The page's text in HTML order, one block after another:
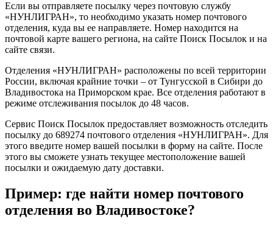
Если вы отправляете посылку через почтовую службу
«НУНЛИГРАН», то необходимо указать номер почтового
отделения, куда вы ее направляете. Номер находится на
почтовой карте вашего региона, на сайте Поиск Посылок и на
сайте связи.
Отделения «НУНЛИГРАН» расположены по всей территории
России, включая крайние точки – от Тунгусской в Сибири до
Владивостока на Приморском крае. Все отделения работают в
режиме отслеживания посылок до 48 часов.
Сервис Поиск Посылок предоставляет возможность отследить
посылку до 689274 почтового отделения «НУНЛИГРАН». Для
этого введите номер вашей посылки в форму на сайте. После
этого вы сможете узнать текущее местоположение вашей
посылки и ожидаемую дату доставки.
Пример: где найти номер почтового
отделения во Владивостоке?